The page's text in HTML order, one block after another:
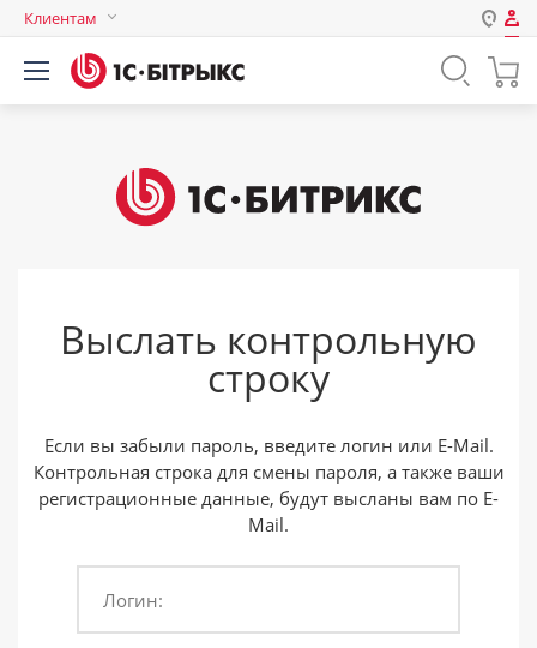
Клиентам
Авторизация
Логин
Запомнить меня на этом
компьютере
Забыли свой пароль?
или войдите с помощью
Выслать контрольную
строку
Если вы забыли пароль, введите логин или E-Mail.
Контрольная строка для смены пароля, а также ваши
регистрационные данные, будут высланы вам по E-
Mail.
Логин: